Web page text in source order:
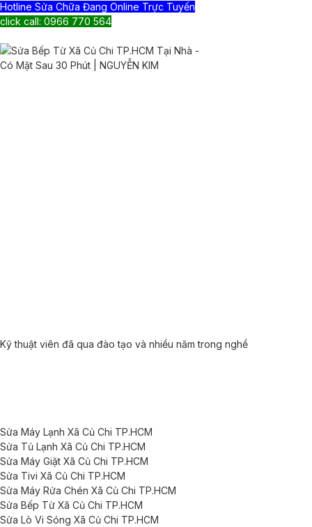
Hotline Sửa Chữa Đang Online Trực Tuyến
click call: 0966 770 564
Kỹ thuật viên đã qua đào tạo và nhiều năm trong nghề
Sửa Máy Lạnh Xã Củ Chi TP.HCM
Sửa Tủ Lạnh Xã Củ Chi TP.HCM
Sửa Máy Giặt Xã Củ Chi TP.HCM
Sửa Tivi Xã Củ Chi TP.HCM
Sửa Máy Rửa Chén Xã Củ Chi TP.HCM
Sửa Bếp Từ Xã Củ Chi TP.HCM
Sửa Lò Vi Sóng Xã Củ Chi TP.HCM